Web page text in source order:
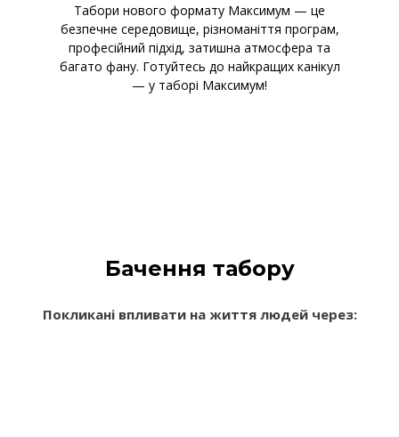
Табори нового формату Максимум — це
безпечне середовище, різноманіття програм,
професійний підхід, затишна атмосфера та
багато фану. Готуйтесь до найкращих канікул
— у таборі Максимум!
Бачення табору
Покликані впливати на життя людей через: